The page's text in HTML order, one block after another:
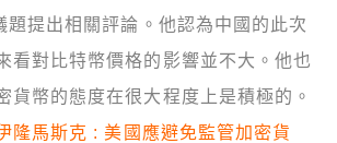
題提出相關評論。他認為中國的此次
看對比特幣價格的影響並不大。他也
貨幣的態度在很大程度上是積極的。
隆馬斯克 : 美國應避免監管加密貨